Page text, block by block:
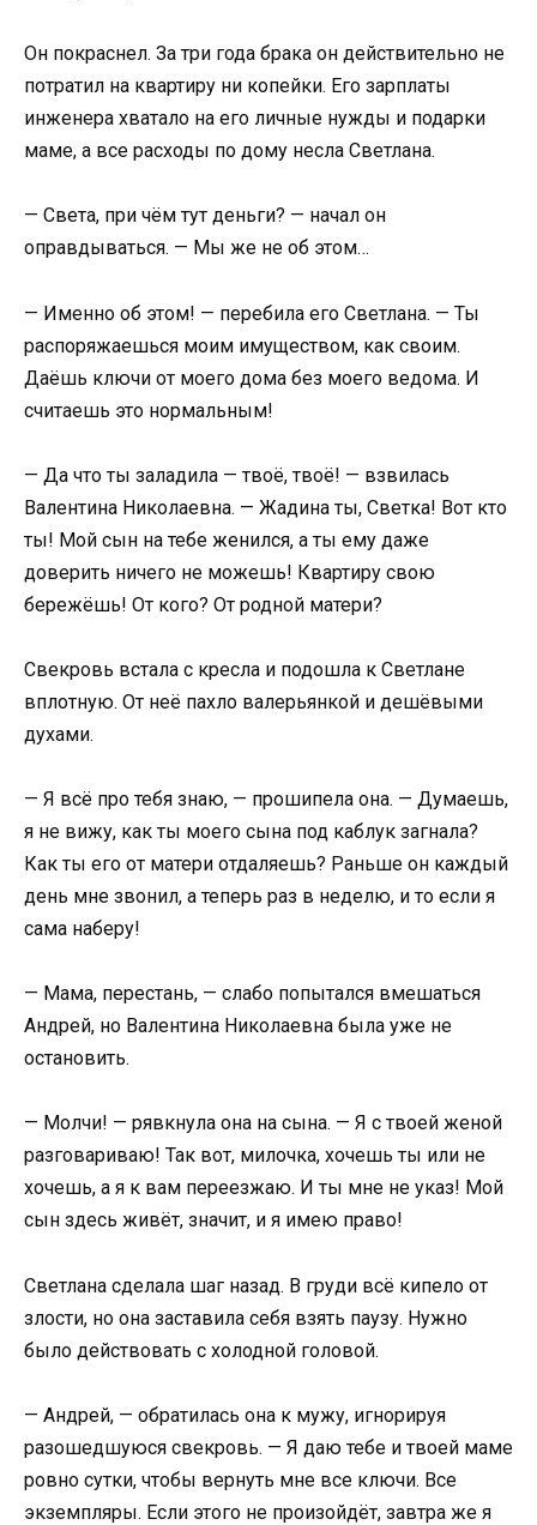
Он покраснел. За три года брака он действительно не
потратил на квартиру ни копейки. Его зарплаты
инженера хватало на его личные нужды и подарки
маме, а все расходы по дому несла Светлана.
— Света, при чём тут деньги? — начал он
оправдываться. — Мы же не об этом…
— Именно об этом! — перебила его Светлана. — Ты
распоряжаешься моим имуществом, как своим.
Даёшь ключи от моего дома без моего ведома. И
считаешь это нормальным!
— Да что ты заладила — твоё, твоё! — взвилась
Валентина Николаевна. — Жадина ты, Светка! Вот кто
ты! Мой сын на тебе женился, а ты ему даже
доверить ничего не можешь! Квартиру свою
бережёшь! От кого? От родной матери?
Свекровь встала с кресла и подошла к Светлане
вплотную. От неё пахло валерьянкой и дешёвыми
духами.
— Я всё про тебя знаю, — прошипела она. — Думаешь,
я не вижу, как ты моего сына под каблук загнала?
Как ты его от матери отдаляешь? Раньше он каждый
день мне звонил, а теперь раз в неделю, и то если я
сама наберу!
— Мама, перестань, — слабо попытался вмешаться
Андрей, но Валентина Николаевна была уже не
остановить.
— Молчи! — рявкнула она на сына. — Я с твоей женой
разговариваю! Так вот, милочка, хочешь ты или не
хочешь, а я к вам переезжаю. И ты мне не указ! Мой
сын здесь живёт, значит, и я имею право!
Светлана сделала шаг назад. В груди всё кипело от
злости, но она заставила себя взять паузу. Нужно
было действовать с холодной головой.
— Андрей, — обратилась она к мужу, игнорируя
разошедшуюся свекровь. — Я даю тебе и твоей маме
ровно сутки, чтобы вернуть мне все ключи. Все
экземпляры. Если этого не произойдёт, завтра же я